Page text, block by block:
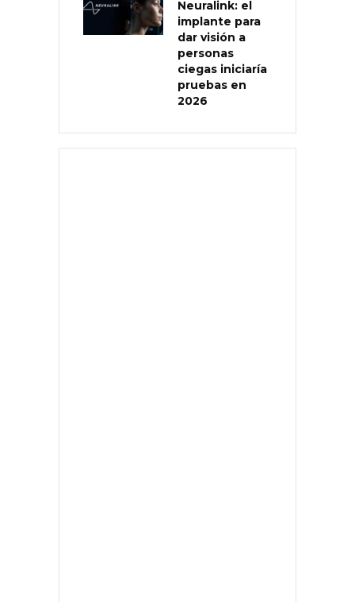
Neuralink: el
implante para
dar visión a
personas
ciegas iniciaría
pruebas en
2026